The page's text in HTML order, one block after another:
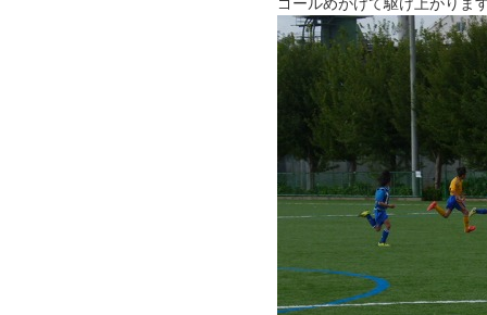
ゴールめがけて駆け上がりま